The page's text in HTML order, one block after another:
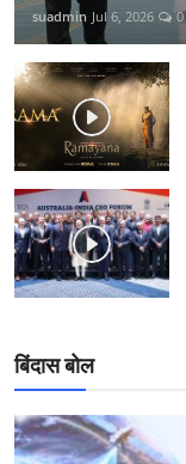
suadmin Jul 6, 2026 0
बिंदास बोल